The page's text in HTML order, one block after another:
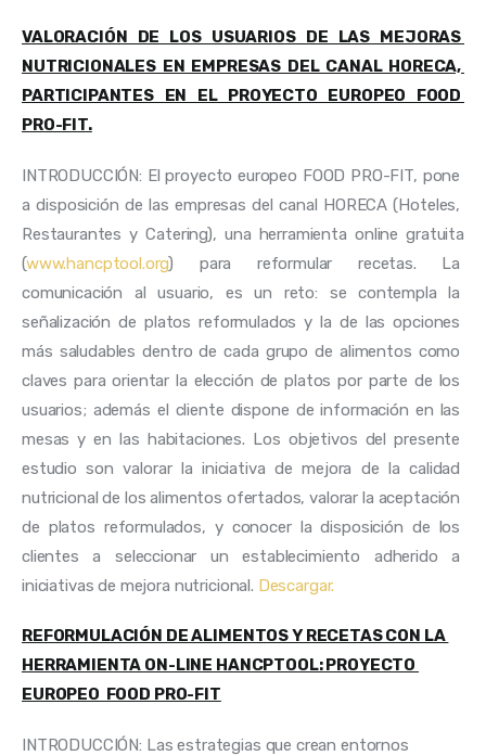
VALORACIÓN DE LOS USUARIOS DE LAS MEJORAS
NUTRICIONALES EN EMPRESAS DEL CANAL HORECA,
PARTICIPANTES EN EL PROYECTO EUROPEO FOOD
PRO-FIT.
INTRODUCCIÓN: El proyecto europeo FOOD PRO-FIT, pone
a disposición de las empresas del canal HORECA (Hoteles,
Restaurantes y Catering), una herramienta online gratuita
(www.hancptool.org) para reformular recetas. La
comunicación al usuario, es un reto: se contempla la
señalización de platos reformulados y la de las opciones
más saludables dentro de cada grupo de alimentos como
claves para orientar la elección de platos por parte de los
usuarios; además el cliente dispone de información en las
mesas y en las habitaciones. Los objetivos del presente
estudio son valorar la iniciativa de mejora de la calidad
nutricional de los alimentos ofertados, valorar la aceptación
de platos reformulados, y conocer la disposición de los
clientes a seleccionar un establecimiento adherido a
iniciativas de mejora nutricional. Descargar.
REFORMULACIÓN DE ALIMENTOS Y RECETAS CON LA
HERRAMIENTA ON-LINE HANCPTOOL: PROYECTO
EUROPEO  FOOD PRO-FIT
INTRODUCCIÓN: Las estrategias que crean entornos